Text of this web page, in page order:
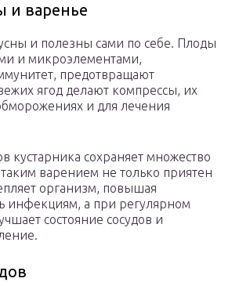
и варенье
и полезны сами по себе. Плоды
и микроэлементами,
предотвращают
ягод делают компрессы, их
и для лечения
кустарника сохраняет множество
варением не только приятен
организм, повышая
инфекциям, а при регулярном
состояние сосудов и